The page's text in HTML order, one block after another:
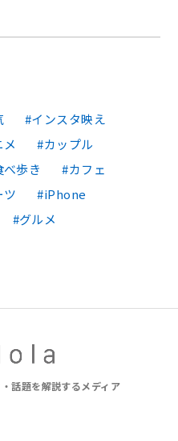
インスタ映え
メ
カップル
べ歩き
カフェ
ツ
iPhone
グルメ
話題を解説するメディア